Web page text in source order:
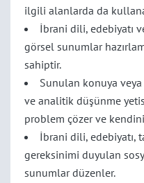
ilgili alanlarda da
İbrani dili, edebiyatı
görsel sunumlar
sahiptir.
Sunulan konuya veya
ve analitik düşünme
problem çözer ve
İbrani dili, edebiyatı,
gereksinimi duyulan
sunumlar düzenler.